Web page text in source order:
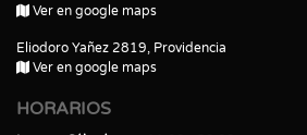
Ver en google maps
Eliodoro Yañez 2819, Providencia
Ver en google maps
HORARIOS